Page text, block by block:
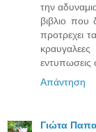
την
βιβλιο που
προτρεχει
εντυπωσεις
Απάντηση
Γιώτα